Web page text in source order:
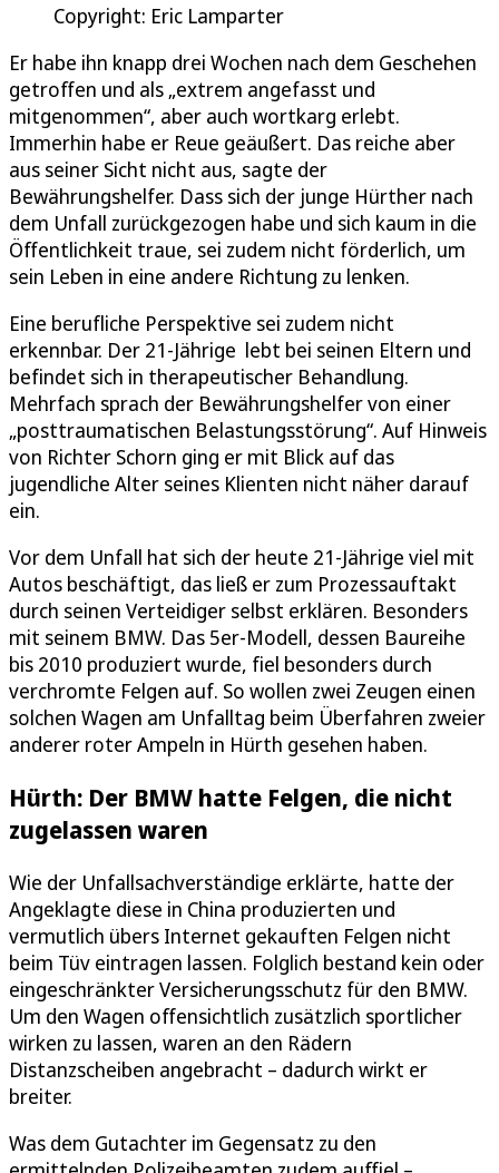
Copyright: Eric Lamparter
Er habe ihn knapp drei Wochen nach dem Geschehen
getroffen und als „extrem angefasst und
mitgenommen“, aber auch wortkarg erlebt.
Immerhin habe er Reue geäußert. Das reiche aber
aus seiner Sicht nicht aus, sagte der
Bewährungshelfer. Dass sich der junge Hürther nach
dem Unfall zurückgezogen habe und sich kaum in die
Öffentlichkeit traue, sei zudem nicht förderlich, um
sein Leben in eine andere Richtung zu lenken.
Eine berufliche Perspektive sei zudem nicht
erkennbar. Der 21-Jährige lebt bei seinen Eltern und
befindet sich in therapeutischer Behandlung.
Mehrfach sprach der Bewährungshelfer von einer
„posttraumatischen Belastungsstörung“. Auf Hinweis
von Richter Schorn ging er mit Blick auf das
jugendliche Alter seines Klienten nicht näher darauf
ein.
Vor dem Unfall hat sich der heute 21-Jährige viel mit
Autos beschäftigt, das ließ er zum Prozessauftakt
durch seinen Verteidiger selbst erklären. Besonders
mit seinem BMW. Das 5er-Modell, dessen Baureihe
bis 2010 produziert wurde, fiel besonders durch
verchromte Felgen auf. So wollen zwei Zeugen einen
solchen Wagen am Unfalltag beim Überfahren zweier
anderer roter Ampeln in Hürth gesehen haben.
Hürth: Der BMW hatte Felgen, die nicht
zugelassen waren
Wie der Unfallsachverständige erklärte, hatte der
Angeklagte diese in China produzierten und
vermutlich übers Internet gekauften Felgen nicht
beim Tüv eintragen lassen. Folglich bestand kein oder
eingeschränkter Versicherungsschutz für den BMW.
Um den Wagen offensichtlich zusätzlich sportlicher
wirken zu lassen, waren an den Rädern
Distanzscheiben angebracht – dadurch wirkt er
breiter.
Was dem Gutachter im Gegensatz zu den